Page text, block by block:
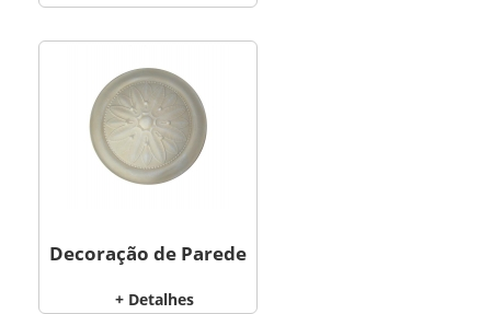
Decoração de Parede
+ Detalhes